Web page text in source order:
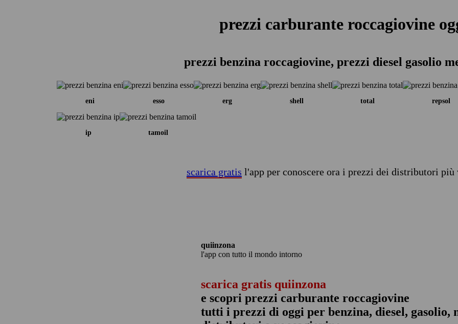
prezzi carburante roccagiovine
prezzi benzina roccagiovine, prezzi diesel gasolio
eni esso erg shell total repsol
ip tamoil
scarica gratis l'app per conoscere ora i prezzi dei distributori più
quiinzona
l'app con tutto il mondo intorno
scarica gratis quiinzona
e scopri prezzi carburante roccagiovine
tutti i prezzi di oggi per benzina, diesel, gasolio,